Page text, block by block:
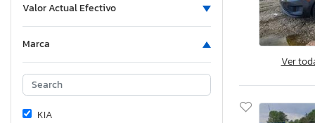
Valor Actual Efectivo
Marca
KIA
Ver